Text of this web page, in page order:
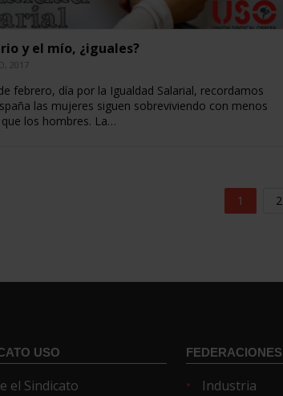
y el mío, ¿iguales?
2017
febrero, día por la Igualdad Salarial, recordamos
las mujeres siguen sobreviviendo con menos
los hombres. La…
1 2
USO
el Sindicato
FEDERACIONES
Industria